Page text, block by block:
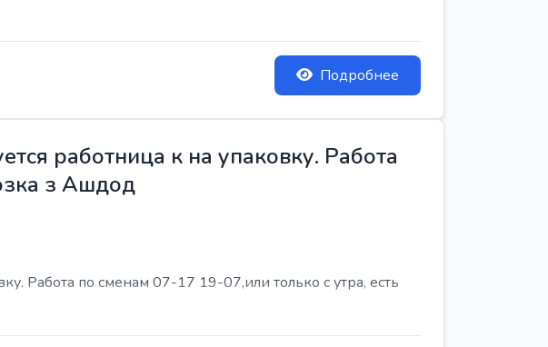
Подробнее
работница к на упаковку. Работа
з Ашдод
Работа по сменам 07-17 19-07,или только с утра, есть